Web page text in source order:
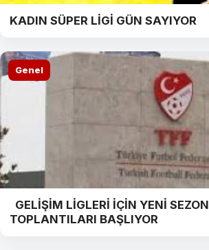
KADIN SÜPER LİGİ GÜN SAYIYOR
Genel
GELİŞİM LİGLERİ İÇİN YENİ SEZON
TOPLANTILARI BAŞLIYOR